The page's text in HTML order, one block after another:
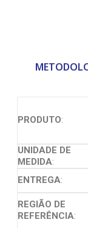
PRODUTO:
UNIDADE DE
MEDIDA:
ENTREGA:
REGIÃO DE
REFERÊNCIA: